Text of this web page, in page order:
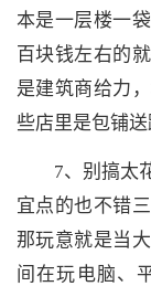
本是一层楼一
百块钱左右的
是建筑商给力
些店里是包铺送
7、别搞太
宜点的也不错
那玩意就是当
间在玩电脑、